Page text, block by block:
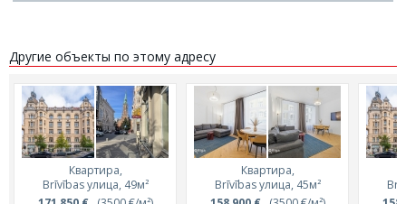
Другие объекты по этому адресу
Квартира,
Brīvības улица, 49м²
Квартира,
Brīvības улица, 45м²